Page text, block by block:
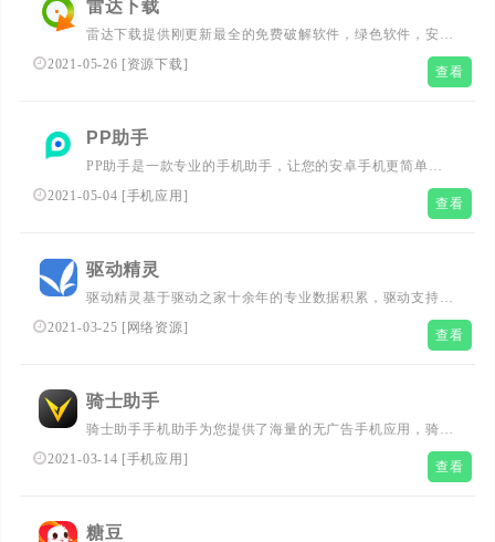
雷达下载
雷达下载提供刚更新最全的免费破解软件，绿色软件，安全
软件，手机软件下载平台。...
2021-05-26 [资源下载] 查看
PP助手
PP助手是一款专业的手机助手，让您的安卓手机更简单好
用，轻松管理心爱手机。免费下载应用、视频和音乐、管理
2021-05-04 [手机应用] 查看
驱动精灵
驱动精灵基于驱动之家十余年的专业数据积累，驱动支持度
高达98.3%，已经为数亿用户解决了各种电脑驱动问题、系
统故障，是目前有效的驱动软件。驱动精灵万能网卡驱动
2021-03-25 [网络资源] 查看
骑士助手
骑士助手手机助手为您提供了海量的无广告手机应用，骑士
助手安卓游戏手机助手同时提供大量的破解版手机游戏和无
2021-03-14 [手机应用 ] 查看
糖豆